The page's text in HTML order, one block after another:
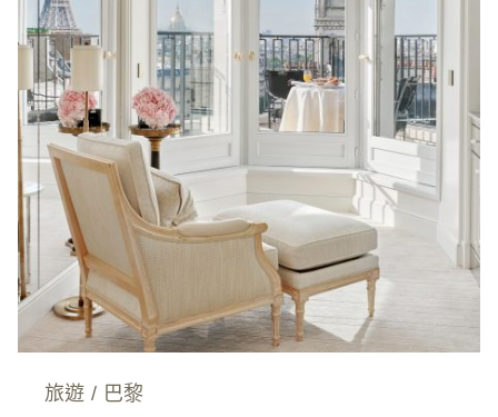
旅遊 / 巴黎